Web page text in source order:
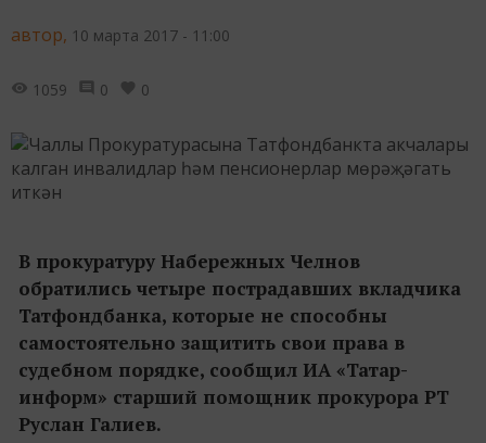
автор, 10 марта 2017 - 11:00
1059 0 0
В прокуратуру Набережных Челнов
обратились четыре пострадавших вкладчика
Татфондбанка, которые не способны
самостоятельно защитить свои права в
судебном порядке, сообщил ИА «Татар-
информ» старший помощник прокурора РТ
Руслан Галиев.